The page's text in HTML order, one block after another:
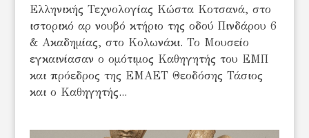
Ελληνικής Τεχνολογίας Κώστα Κοτσανά, στο
ιστορικό αρ νουβό κτήριο της οδού Πινδάρου 6
& Ακαδημίας, στο Κολωνάκι. Το Μουσείο
εγκαινίασαν ο ομότιμος Καθηγητής του ΕΜΠ
και πρόεδρος της ΕΜΑΕΤ Θεοδόσης Τάσιος
και ο Καθηγητής...